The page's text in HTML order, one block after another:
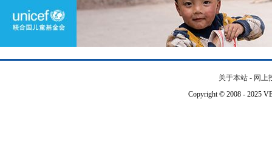
关于本站 - 网上
Copyright © 2008 - 2025